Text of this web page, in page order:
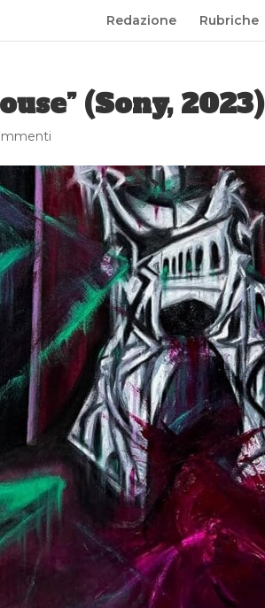
Redazione Rubriche
(Sony, 2023)